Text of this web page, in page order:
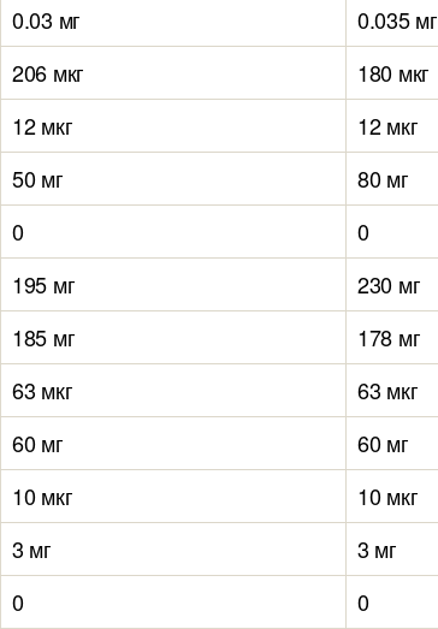
0.03 мг
0.035 мг
206 мкг
180 мкг
12 мкг
12 мкг
50 мг
80 мг
0
0
195 мг
230 мг
185 мг
178 мг
63 мкг
63 мкг
60 мг
60 мг
10 мкг
10 мкг
3 мг
3 мг
0
0